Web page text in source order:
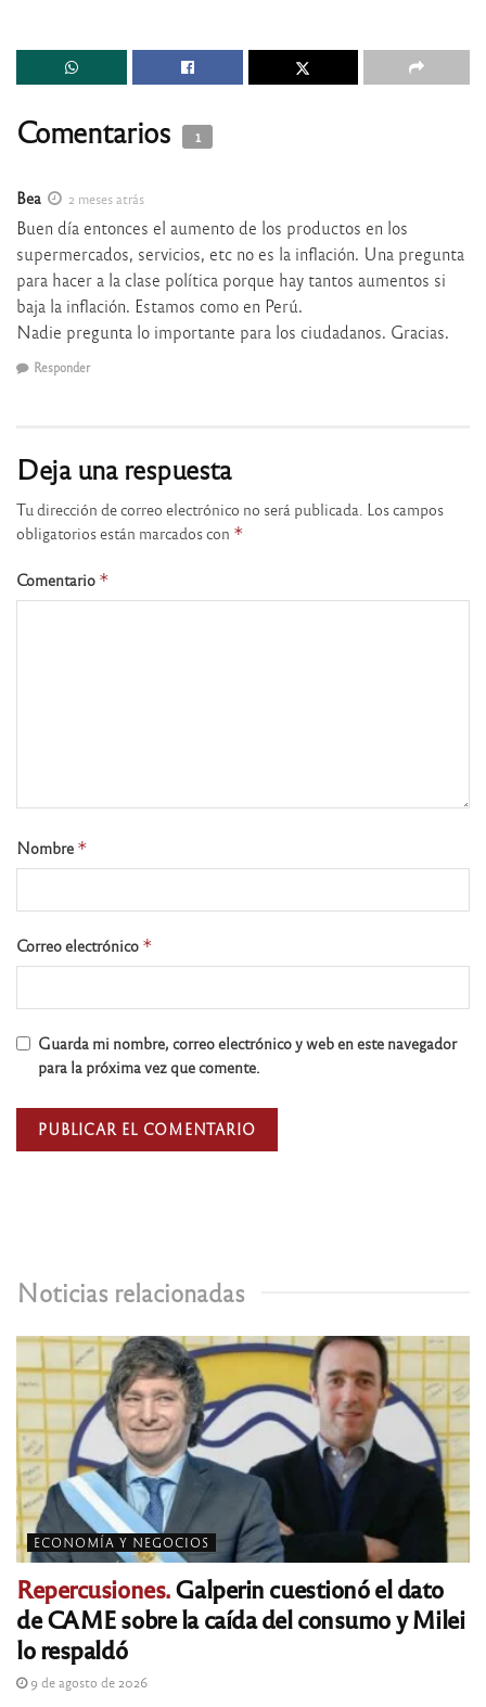
Noticias relacionadas
ECONOMÍA Y NEGOCIOS
Repercusiones.Galperin cuestionó el dato
de CAME sobre la caída del consumo y Milei
lo respaldó
9 de agosto de 2026
Comentarios 1
Bea 2 meses atrás
Buen día entonces el aumento de los productos en los
supermercados, servicios, etc no es la inflación. Una pregunta
para hacer a la clase política porque hay tantos aumentos si
baja la inflación. Estamos como en Perú.
Nadie pregunta lo importante para los ciudadanos. Gracias.
Responder
Deja una respuesta
Tu dirección de correo electrónico no será publicada. Los campos
obligatorios están marcados con *
Comentario *
Nombre *
Correo electrónico *
Guarda mi nombre, correo electrónico y web en este navegador
para la próxima vez que comente.